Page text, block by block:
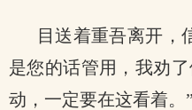
目送着重吾离开，
是您的话管用，我劝
动，一定要在这看着。”